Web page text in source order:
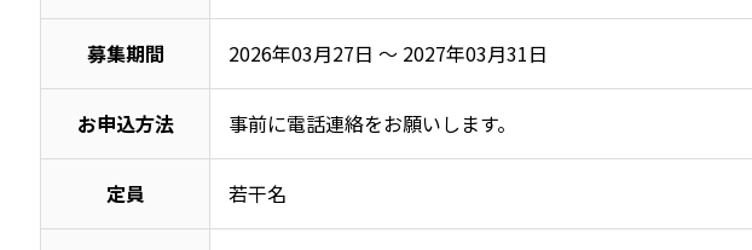
募集期間 2026年03月27日 ～ 2027年03月31日
お申込方法 事前に電話連絡をお願いします。
定員 若干名